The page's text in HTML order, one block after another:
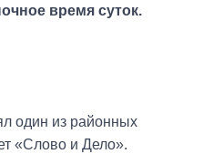
время суток.
один из районных
«Слово и Дело».